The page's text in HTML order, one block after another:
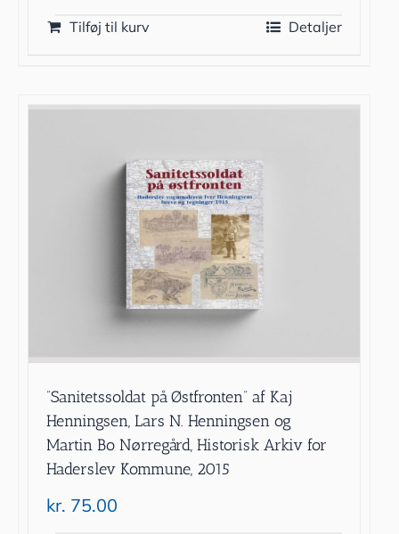
Tilføj til kurv Detaljer
”Sanitetssoldat på Østfronten” af Kaj
Henningsen, Lars N. Henningsen og
Martin Bo Nørregård, Historisk Arkiv for
Haderslev Kommune, 2015
kr. 75.00